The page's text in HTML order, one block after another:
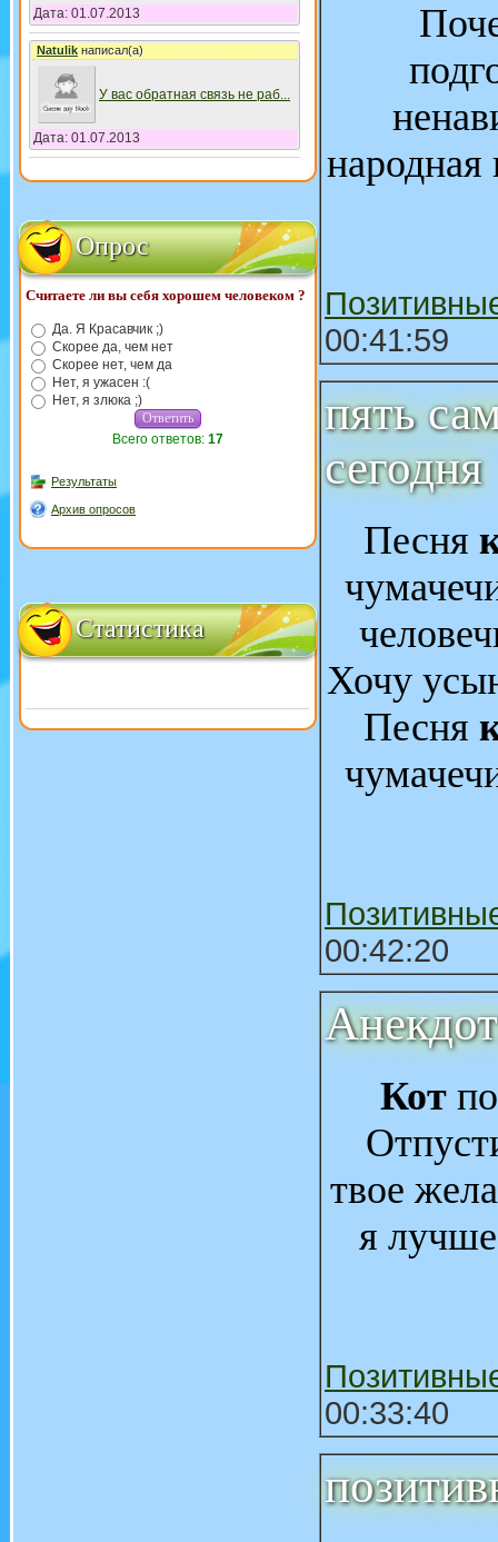
Дата: 01.07.2013
Natulikнаписал(а)
У вас обратная связь не раб...
Дата: 01.07.2013
Опрос
Считаете ли вы себя хорошем человеком ?
Да. Я Красавчик ;)
Скорее да, чем нет
Скорее нет, чем да
Нет, я ужасен :(
Нет, я злюка ;)
Всего ответов: 17
Результаты
Архив опросов
Статистика
народная
00:41:59
пять
сегодня
Песня
Хочу
Песня
00:42:20
Кот
твое
я
00:33:40